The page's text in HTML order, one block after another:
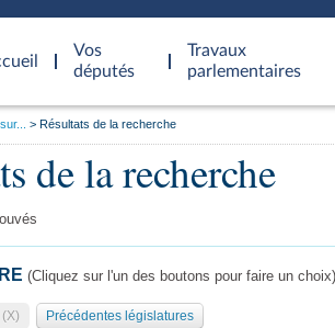
Vos
députés
Travaux
parlementaires
Résultats de la recherche
de la recherche
(Cliquez sur l'un des boutons pour faire un choix)
Précédentes législatures